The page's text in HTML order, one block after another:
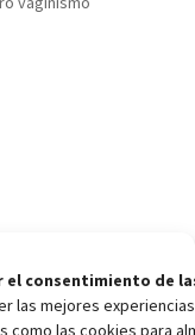
el consentimiento de
las mejores
como las cookies para